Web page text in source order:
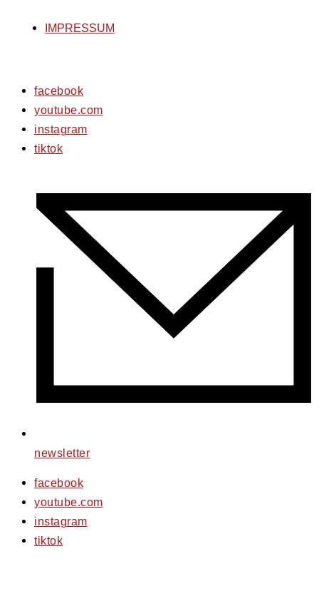
IMPRESSUM
facebook
youtube.com
instagram
tiktok
newsletter
facebook
youtube.com
instagram
tiktok